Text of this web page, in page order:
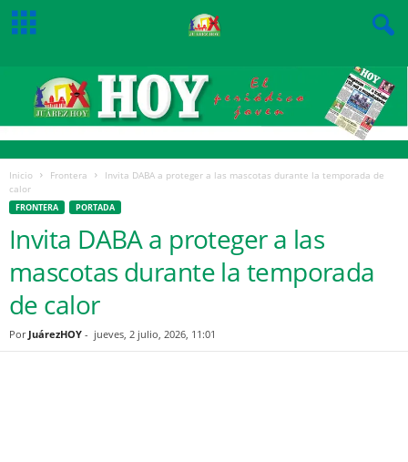
Inicio Frontera
Invita DABA a proteger a las mascotas durante la temporada de
calor
FRONTERA PORTADA
Invita DABA a proteger a las
mascotas durante la temporada
de calor
Por JuárezHOY - jueves, 2 julio, 2026, 11:01